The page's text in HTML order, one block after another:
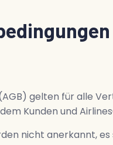
gelten für alle
Kunden und
nicht anerkannt,